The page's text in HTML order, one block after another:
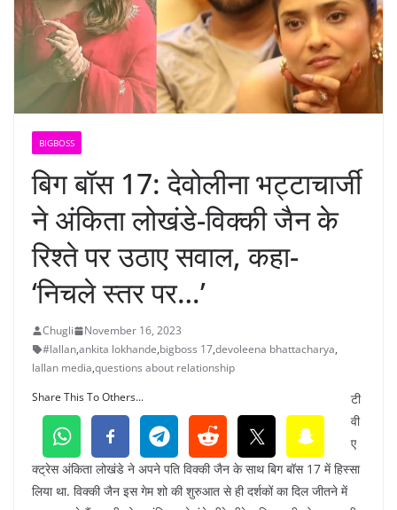
BIGBOSS
बिग बॉस 17: देवोलीना भट्टाचार्जी
ने अंकिता लोखंडे-विक्की जैन के
रिश्ते पर उठाए सवाल, कहा-
‘निचले स्तर पर…’
Chugli
November 16, 2023
#lallan,ankita lokhande,bigboss 17,devoleena bhattacharya,
lallan media,questions about relationship
Share This To Others...
टी
वी
ए
क्ट्रेस अंकिता लोखंडे ने अपने पति विक्की जैन के साथ बिग बॉस 17 में हिस्सा
लिया था. विक्की जैन इस गेम शो की शुरुआत से ही दर्शकों का दिल जीतने में